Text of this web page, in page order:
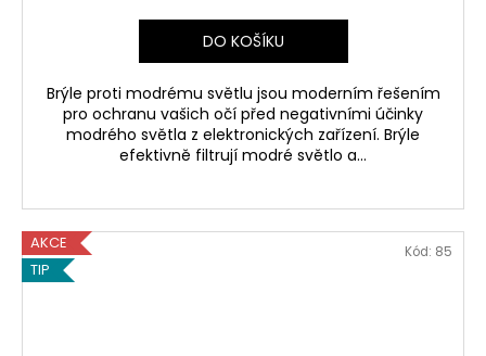
DO KOŠÍKU
Brýle proti modrému světlu jsou moderním řešením
pro ochranu vašich očí před negativními účinky
modrého světla z elektronických zařízení. Brýle
efektivně filtrují modré světlo a...
AKCE
TIP
Kód: 85